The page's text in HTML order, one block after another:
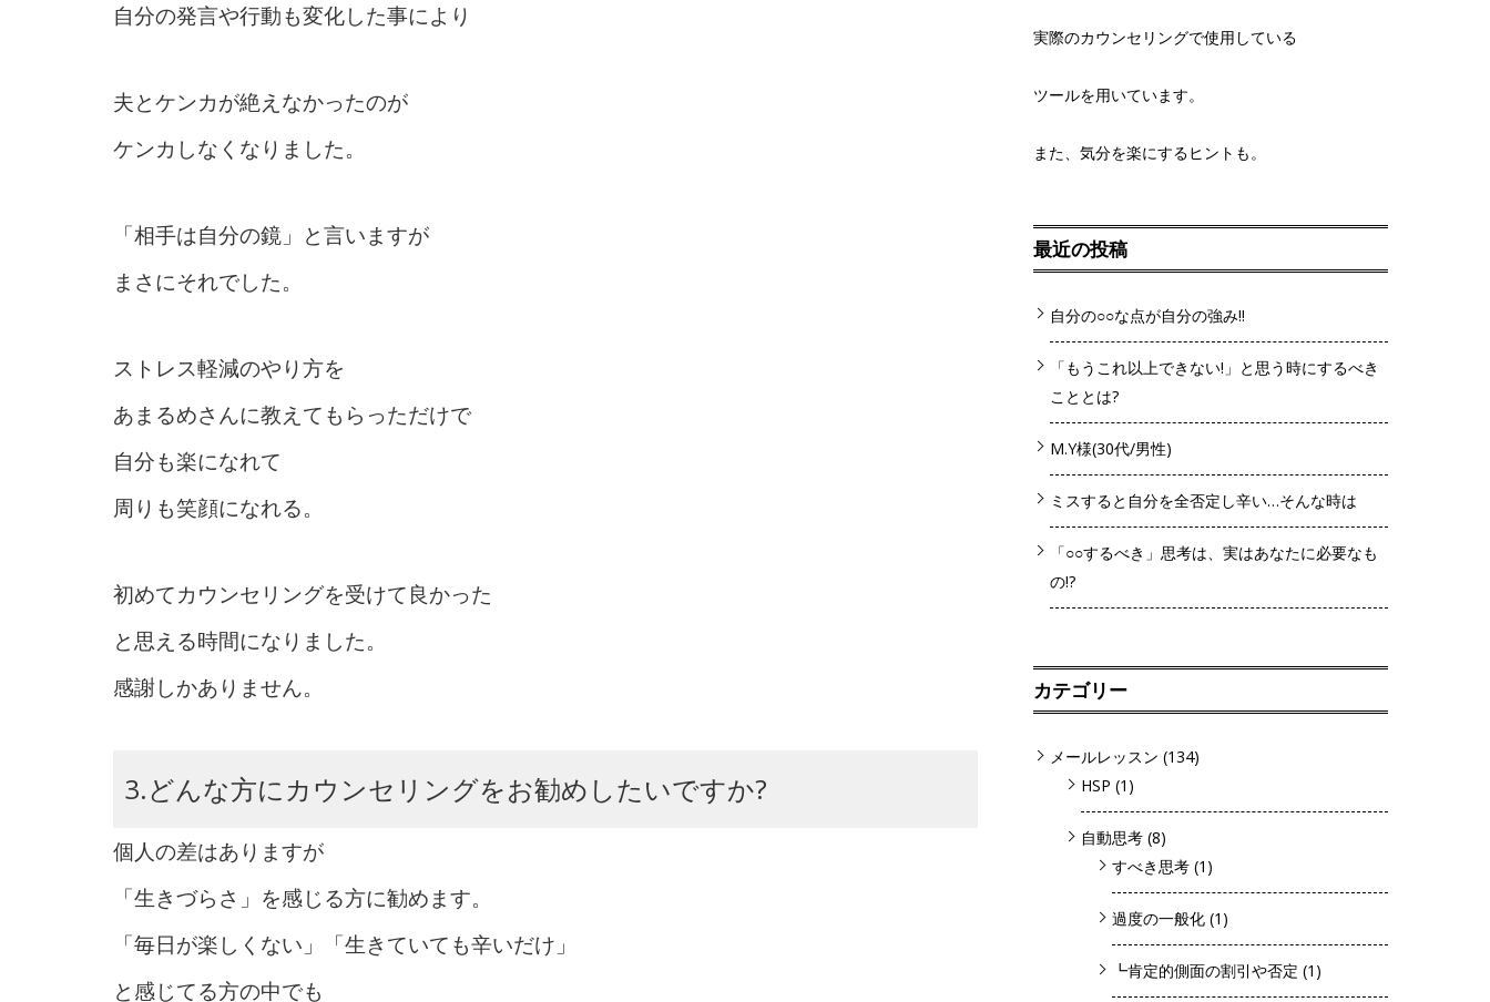
自分の発言や行動も変化した事により
夫とケンカが絶えなかったのが
ケンカしなくなりました。
「相手は自分の鏡」と言いますが
まさにそれでした。
ストレス軽減のやり方を
あまるめさんに教えてもらっただけで
自分も楽になれて
周りも笑顔になれる。
初めてカウンセリングを受けて良かった
と思える時間になりました。
感謝しかありません。
3.どんな方にカウンセリングをお勧めしたいですか?
個人の差はありますが
「生きづらさ」を感じる方に勧めます。
「毎日が楽しくない」「生きていても辛いだけ」
と感じてる方の中でも
実際のカウンセリングで使用している
ツールを用いています。
また、気分を楽にするヒントも。
最近の投稿
自分の○○な点が自分の強み!!
「もうこれ以上できない!」と思う時にするべき
こととは?
M.Y様(30代/男性)
ミスすると自分を全否定し辛い…そんな時は
「○○するべき」思考は、実はあなたに必要なも
の!?
カテゴリー
メールレッスン (134)
HSP (1)
自動思考 (8)
すべき思考 (1)
過度の一般化 (1)
┗肯定的側面の割引や否定 (1)